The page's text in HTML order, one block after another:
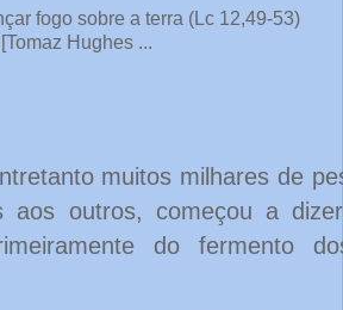
muitos milhares de
aos outros, começou a
do fermento